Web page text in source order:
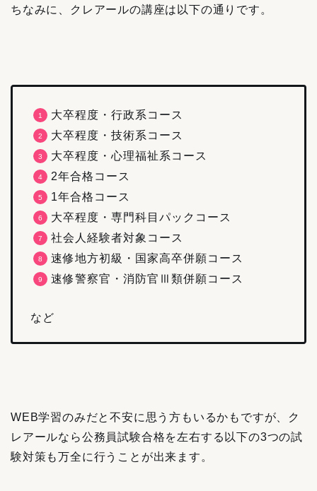
ちなみに、クレアールの講座は以下の通りです。
大卒程度・行政系コース
大卒程度・技術系コース
大卒程度・心理福祉系コース
2年合格コース
1年合格コース
大卒程度・専門科目パックコース
社会人経験者対象コース
速修地方初級・国家高卒併願コース
速修警察官・消防官Ⅲ類併願コース
など
WEB学習のみだと不安に思う方もいるかもですが、ク
レアールなら公務員試験合格を左右する以下の3つの試
験対策も万全に行うことが出来ます。